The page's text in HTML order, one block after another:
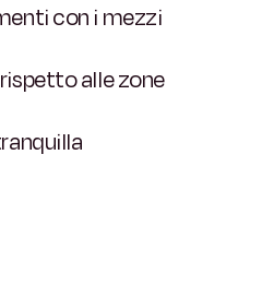
con i mezzi
alle zone